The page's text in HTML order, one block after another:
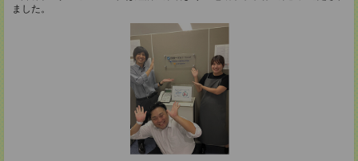
ました。